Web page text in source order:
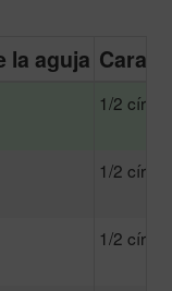
la aguja
1/2
1/2
1/2